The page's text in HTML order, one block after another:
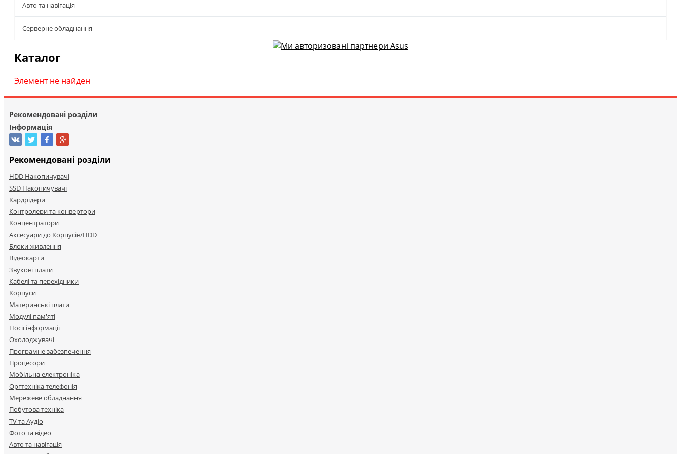
Авто та навігація
Серверне обладнання
Каталог
Элемент не найден
Рекомендовані розділи
Інформація
Рекомендовані розділи
HDD Накопичувачі
SSD Накопичувачі
Кардрідери
Контролери та конвертори
Концентратори
Аксесуари до Корпусів/HDD
Блоки живлення
Відеокарти
Звукові плати
Кабелі та перехідники
Корпуси
Материнські плати
Модулі пам'яті
Носії інформації
Охолоджувачі
Програмне забезпечення
Процесори
Мобільна електроніка
Оргтехніка телефонія
Мережеве обладнання
Побутова техніка
TV та Аудіо
Фото та відео
Авто та навігація